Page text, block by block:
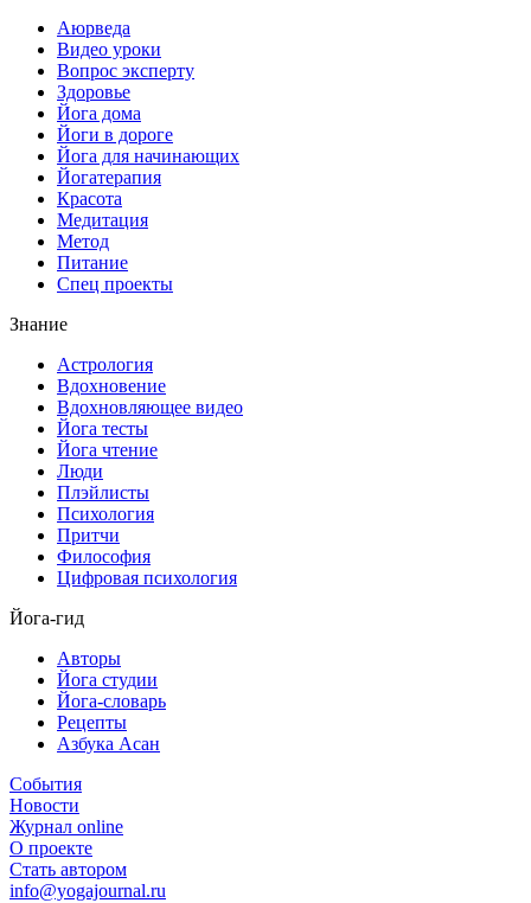
Аюрведа
Видео уроки
Вопрос эксперту
Здоровье
Йога дома
Йоги в дороге
Йога для начинающих
Йогатерапия
Красота
Медитация
Метод
Питание
Спец проекты
Знание
Астрология
Вдохновение
Вдохновляющее видео
Йога тесты
Йога чтение
Люди
Плэйлисты
Психология
Притчи
Философия
Цифровая психология
Йога-гид
Авторы
Йога студии
Йога-словарь
Рецепты
Азбука Асан
События
Новости
Журнал online
О проекте
Стать автором
info@yogajournal.ru